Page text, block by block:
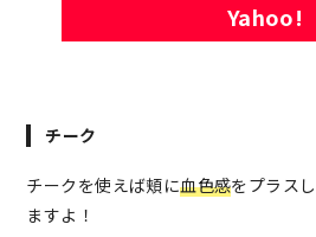
Yahoo!
チーク
チークを使えば頬に血色感をプラス
ますよ！